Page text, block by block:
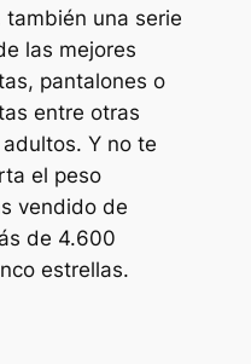
una serie
las mejores
pantalones o
entre otras
Y no te
el peso
vendido de
de 4.600
estrellas.